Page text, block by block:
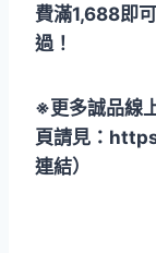
費滿1,688即
過！
※更多誠品線
頁請見：
連結）